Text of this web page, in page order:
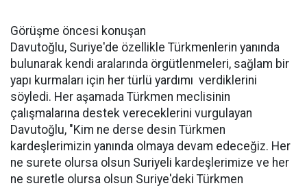
Görüşme öncesi konuşan
Davutoğlu, Suriye'de özellikle Türkmenlerin yanında
bulunarak kendi aralarında örgütlenmeleri, sağlam bir
yapı kurmaları için her türlü yardımı verdiklerini
söyledi. Her aşamada Türkmen meclisinin
çalışmalarına destek vereceklerini vurgulayan
Davutoğlu, "Kim ne derse desin Türkmen
kardeşlerimizin yanında olmaya devam edeceğiz. Her
ne surete olursa olsun Suriyeli kardeşlerimize ve her
ne suretle olursa olsun Suriye'deki Türkmen